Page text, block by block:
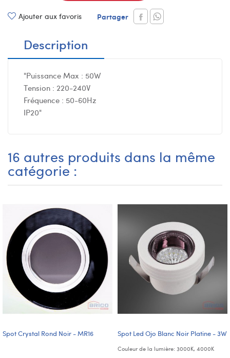
Ajouter aux favoris Partager
Description
"Puissance Max : 50W
Tension : 220-240V
Fréquence : 50-60Hz
IP20"
16 autres produits dans la même
catégorie :
Spot Crystal Rond Noir - MR16 Spot Led Ojo Blanc Noir Platine - 3W
Couleur de la lumière: 3000K, 4000K